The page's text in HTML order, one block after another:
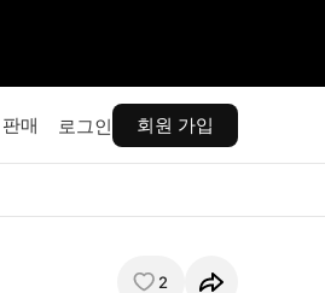
판매 로그인 회원 가입
2